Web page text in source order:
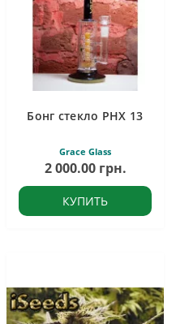
Бонг стекло PHX 13
Grace Glass
2 000.00 грн.
КУПИТЬ